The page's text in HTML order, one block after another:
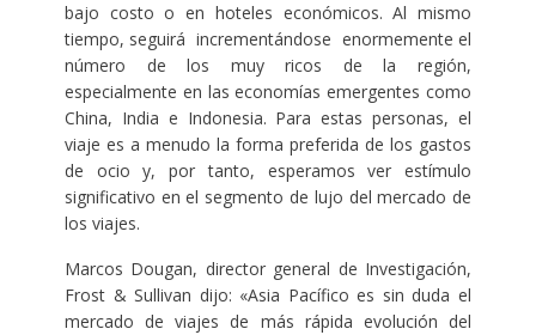
bajo costo o en hoteles económicos. Al mismo
tiempo, seguirá incrementándose enormemente el
número de los muy ricos de la región,
especialmente en las economías emergentes como
China, India e Indonesia. Para estas personas, el
viaje es a menudo la forma preferida de los gastos
de ocio y, por tanto, esperamos ver estímulo
significativo en el segmento de lujo del mercado de
los viajes.
Marcos Dougan, director general de Investigación,
Frost & Sullivan dijo: «Asia Pacífico es sin duda el
mercado de viajes de más rápida evolución del